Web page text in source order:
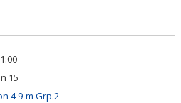
15
4 9-m Grp.2